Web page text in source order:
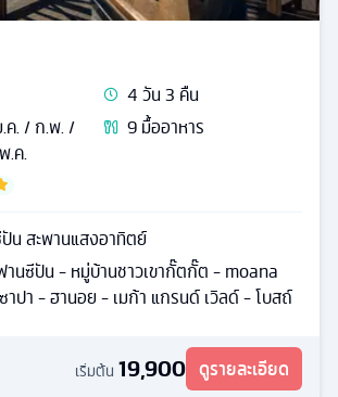
4วัน3 คืน
ค. / ก.พ. /
.ค.
9มื้ออาหาร
น สะพานแสงอาทิตย์
านซีปัน - หมู่บ้านชาวเขากั๊ตกั๊ต - moana
ปา - ฮานอย - เมก้า แกรนด์ เวิลด์ - โบสถ์
เริ่มต้น 19,900 ดูรายละเอียด